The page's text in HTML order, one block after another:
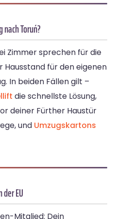
Toruń?
Zimmer sprechen für die
Hausstand für den eigenen
In beiden Fällen gilt –
die schnellste Lösung,
deiner Fürther Haustür
und Umzugskartons
EU
Mitglied: Dein